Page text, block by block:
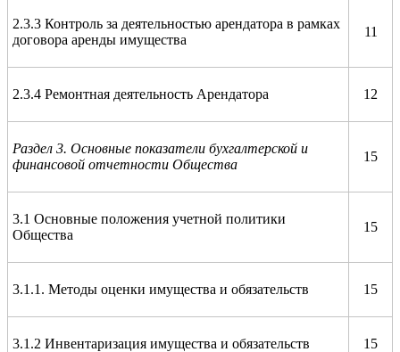
2.3.3 Контроль за деятельностью арендатора в рамках
договора аренды имущества
11
2.3.4 Ремонтная деятельность Арендатора 12
Раздел 3. Основные показатели бухгалтерской и
финансовой отчетности Общества
15
3.1 Основные положения учетной политики
Общества
15
3.1.1. Методы оценки имущества и обязательств 15
3.1.2 Инвентаризация имущества и обязательств 15